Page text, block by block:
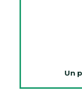
Un